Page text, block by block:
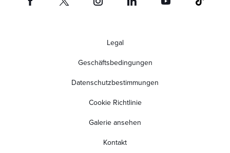
Legal
Geschäftsbedingungen
Datenschutzbestimmungen
Cookie Richtlinie
Galerie ansehen
Kontakt